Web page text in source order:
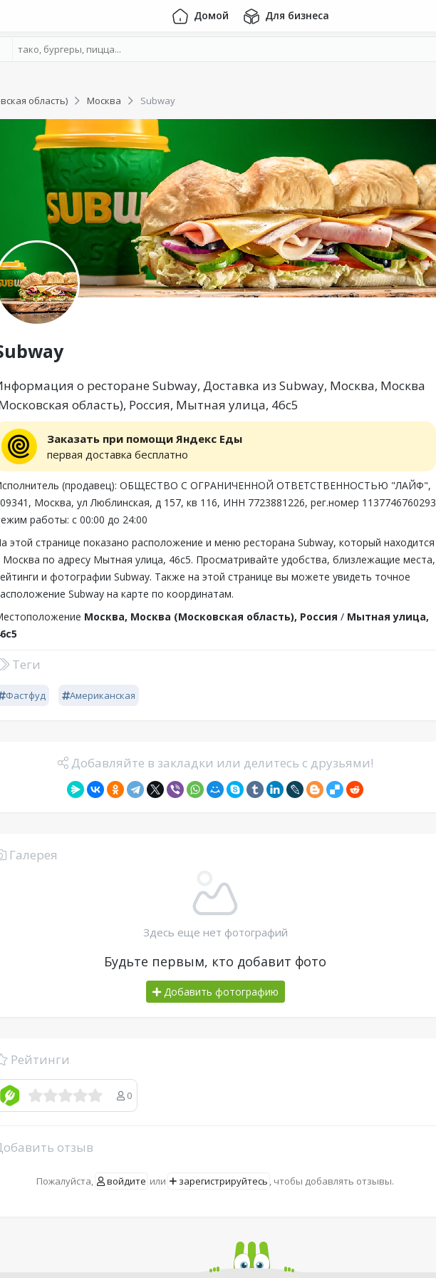
Домой Для бизнеса
область) Москва Subway
о ресторане Subway, Доставка из Subway, Москва, Москва
область), Россия, Мытная улица, 46с5
Заказать при помощи Яндекс Еды
первая доставка бесплатно
(продавец): ОБЩЕСТВО С ОГРАНИЧЕННОЙ ОТВЕТСТВЕННОСТЬЮ "ЛАЙФ",
Москва, ул Люблинская, д 157, кв 116, ИНН 7723881226, рег.номер 1137746760293
работы: с 00:00 до 24:00
этой странице показано расположение и меню ресторана Subway, который находится
Москва по адресу Мытная улица, 46с5. Просматривайте удобства, близлежащие места,
и фотографии Subway. Также на этой странице вы можете увидеть точное
Subway на карте по координатам.
Москва, Москва (Московская область), Россия / Мытная улица,
Теги
Фастфуд Американская
Добавляйте в закладки или делитесь с друзьями!
Галерея
Здесь еще нет фотографий
Будьте первым, кто добавит фото
Добавить фотографию
Рейтинги
0
отзыв
Пожалуйста, войдите или зарегистрируйтесь , чтобы добавлять отзывы.